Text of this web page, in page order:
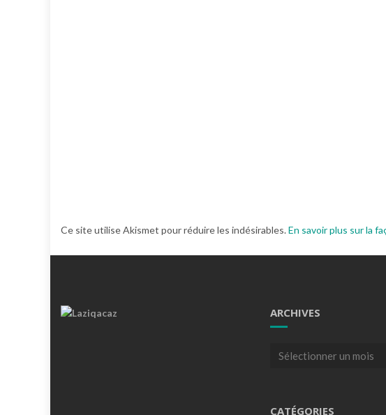
Ce site utilise Akismet pour réduire les indésirables.En savoir plus sur la
ARCHIVES
Archives
CATÉGORIES